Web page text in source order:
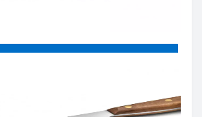
телефону і ми передзвонимо